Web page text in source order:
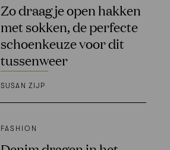
Zo draag je open hakken
met sokken, de perfecte
schoenkeuze voor dit
tussenweer
SUSAN ZIJP
FASHION